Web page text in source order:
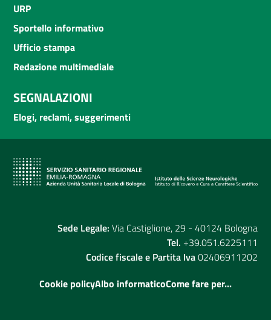
URP
Sportello informativo
Ufficio stampa
Redazione multimediale
SEGNALAZIONI
Elogi, reclami, suggerimenti
Sede Legale: Via Castiglione, 29 - 40124 Bologna
Tel. +39.051.6225111
Codice fiscale e Partita Iva02406911202
Cookie policyAlbo informaticoCome fare per...